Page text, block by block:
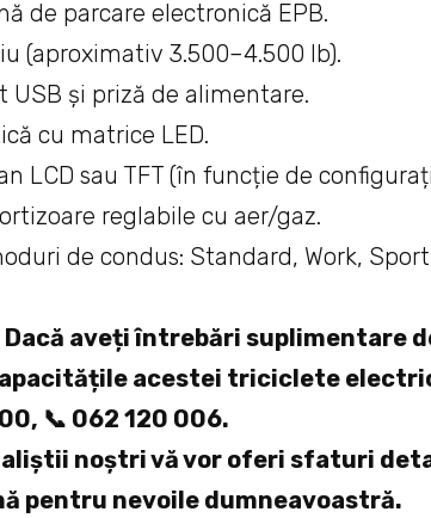
de parcare electronică EPB.
(aproximativ 3.500–4.500 lb).
USB și priză de alimentare.
cu matrice LED.
LCD sau TFT (în funcție de
reglabile cu aer/gaz.
de condus: Standard, Work,
Dacă aveți întrebări suplimentare
acestei triciclete
📞 062 120 006.
noștri vă vor oferi sfaturi
pentru nevoile dumneavoastră.